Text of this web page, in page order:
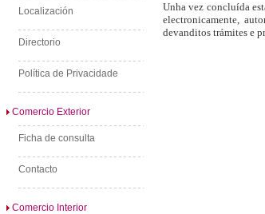
Localización
Directorio
Política de Privacidade
Comercio Exterior
Ficha de consulta
Contacto
Comercio Interior
Unha vez concluída
electronicamente,
devanditos trámites e